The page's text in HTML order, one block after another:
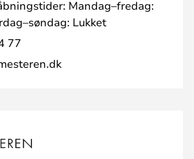
Mandag–fredag:
Lukket
77